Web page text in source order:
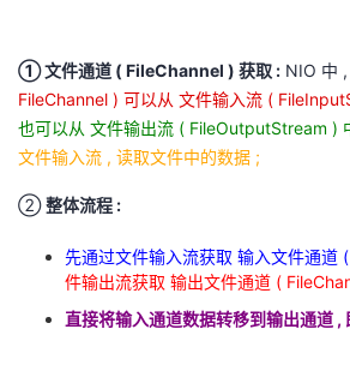
① 文件通道 ( FileChannel ) 获取 : NIO 中 ,
FileChannel ) 可以从 文件输入流 (
也可以从 文件输出流 ( FileOutputStream )
文件输入流 , 读取文件中的数据 ;
②整体流程 :
先通过文件输入流获取 输入文件通道
件输出流获取 输出文件通道 (
直接将输入通道数据转移到输出通道 ,